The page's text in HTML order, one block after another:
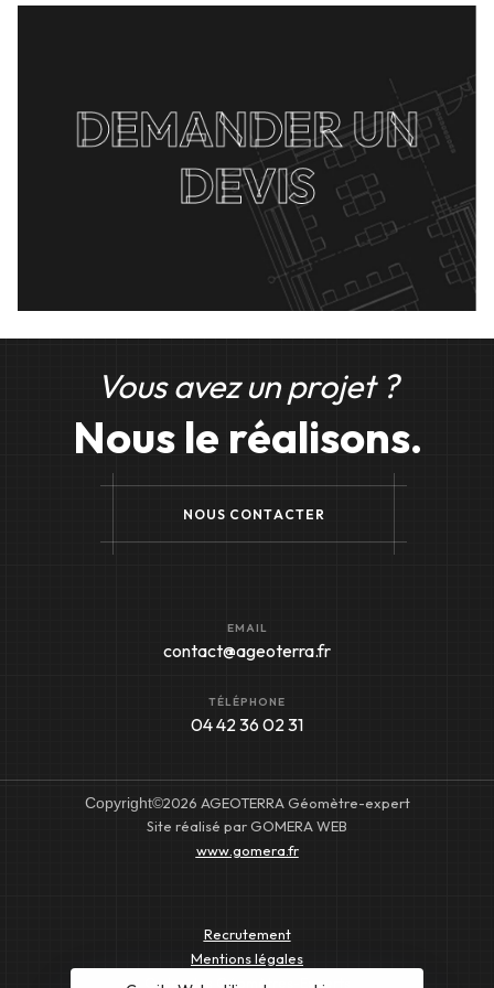
DEMANDER UN
DEVIS
Vous avez un projet ?
Nous le réalisons.
N OUS CONTACTE R
EMAIL
contact@ageoterra.fr
TÉLÉPHONE
04 42 36 02 31
Copyright©2026 AGEOTERRA Géomètre-expert
Site réalisé par GOMERA WEB
www.gomera.fr
Recrutement
Mentions légales
Ordre des Géomètres-Experts